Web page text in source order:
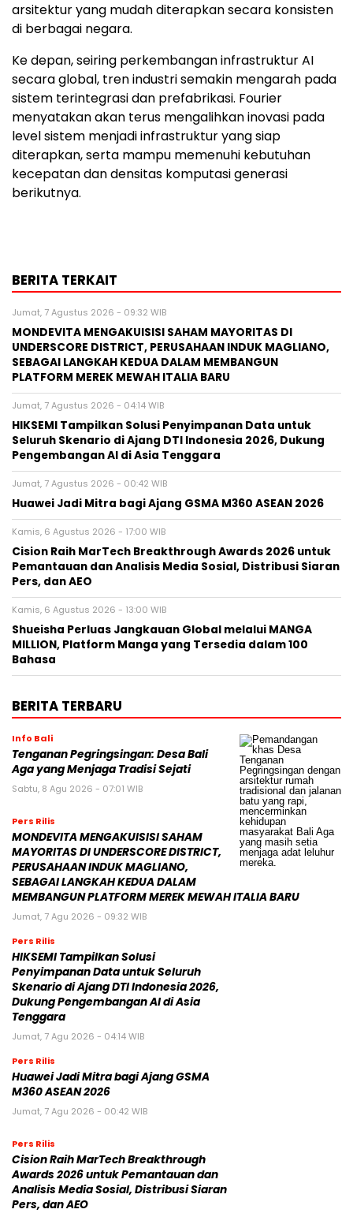
arsitektur yang mudah diterapkan secara konsisten
di berbagai negara.
Ke depan, seiring perkembangan infrastruktur AI
secara global, tren industri semakin mengarah pada
sistem terintegrasi dan prefabrikasi. Fourier
menyatakan akan terus mengalihkan inovasi pada
level sistem menjadi infrastruktur yang siap
diterapkan, serta mampu memenuhi kebutuhan
kecepatan dan densitas komputasi generasi
berikutnya.
BERITA TERKAIT
Jumat, 7 Agustus 2026 - 09:32 WIB
MONDEVITA MENGAKUISISI SAHAM MAYORITAS DI
UNDERSCORE DISTRICT, PERUSAHAAN INDUK MAGLIANO,
SEBAGAI LANGKAH KEDUA DALAM MEMBANGUN
PLATFORM MEREK MEWAH ITALIA BARU
Jumat, 7 Agustus 2026 - 04:14 WIB
HIKSEMI Tampilkan Solusi Penyimpanan Data untuk
Seluruh Skenario di Ajang DTI Indonesia 2026, Dukung
Pengembangan AI di Asia Tenggara
Jumat, 7 Agustus 2026 - 00:42 WIB
Huawei Jadi Mitra bagi Ajang GSMA M360 ASEAN 2026
Kamis, 6 Agustus 2026 - 17:00 WIB
Cision Raih MarTech Breakthrough Awards 2026 untuk
Pemantauan dan Analisis Media Sosial, Distribusi Siaran
Pers, dan AEO
Kamis, 6 Agustus 2026 - 13:00 WIB
Shueisha Perluas Jangkauan Global melalui MANGA
MILLION, Platform Manga yang Tersedia dalam 100
Bahasa
BERITA TERBARU
Info Bali
Tenganan Pegringsingan: Desa Bali
Aga yang Menjaga Tradisi Sejati
Sabtu, 8 Agu 2026 - 07:01 WIB
Pers Rilis
MONDEVITA MENGAKUISISI SAHAM
MAYORITAS DI UNDERSCORE DISTRICT,
PERUSAHAAN INDUK MAGLIANO,
SEBAGAI LANGKAH KEDUA DALAM
MEMBANGUN PLATFORM MEREK MEWAH ITALIA BARU
Jumat, 7 Agu 2026 - 09:32 WIB
Pers Rilis
HIKSEMI Tampilkan Solusi
Penyimpanan Data untuk Seluruh
Skenario di Ajang DTI Indonesia 2026,
Dukung Pengembangan AI di Asia
Tenggara
Jumat, 7 Agu 2026 - 04:14 WIB
Pers Rilis
Huawei Jadi Mitra bagi Ajang GSMA
M360 ASEAN 2026
Jumat, 7 Agu 2026 - 00:42 WIB
Pers Rilis
Cision Raih MarTech Breakthrough
Awards 2026 untuk Pemantauan dan
Analisis Media Sosial, Distribusi Siaran
Pers, dan AEO